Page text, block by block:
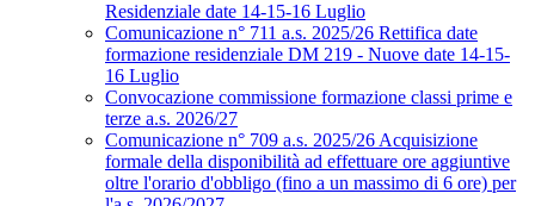
Residenziale date 14-15-16 Luglio
Comunicazione n° 711 a.s. 2025/26 Rettifica date
formazione residenziale DM 219 - Nuove date 14-15-
16 Luglio
Convocazione commissione formazione classi prime e
terze a.s. 2026/27
Comunicazione n° 709 a.s. 2025/26 Acquisizione
formale della disponibilità ad effettuare ore aggiuntive
oltre l'orario d'obbligo (fino a un massimo di 6 ore) per